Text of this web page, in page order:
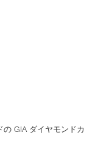
GIA ダイヤモンドカ